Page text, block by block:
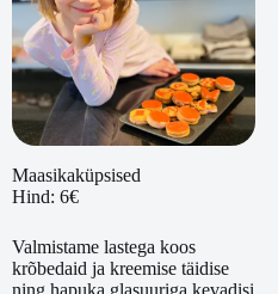
Maasikaküpsised
Hind: 6€
Valmistame lastega koos
krõbedaid ja kreemise täidise